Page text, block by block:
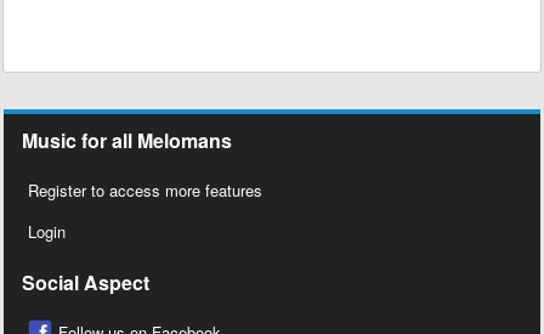
Music for all Melomans
Register to access more features
Login
Social Aspect